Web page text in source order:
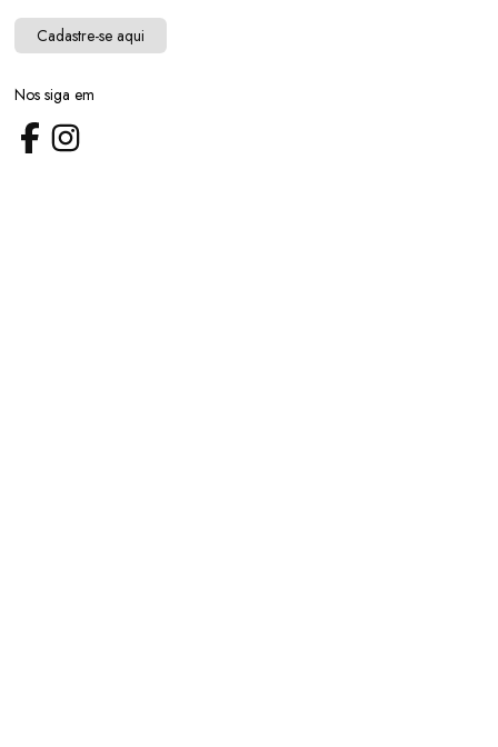
Cadastre-se aqui
Nos siga em